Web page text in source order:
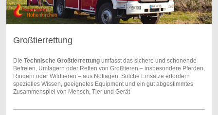
Großtierrettung
Die Technische Großtierrettungumfasst das sichere und schonende
Befreien, Umlagern oder Retten von Großtieren – insbesondere Pferden,
Rindern oder Wildtieren – aus Notlagen. Solche Einsätze erfordern
spezielles Wissen, geeignetes Equipment und ein gut abgestimmtes
Zusammenspiel von Mensch, Tier und Gerät